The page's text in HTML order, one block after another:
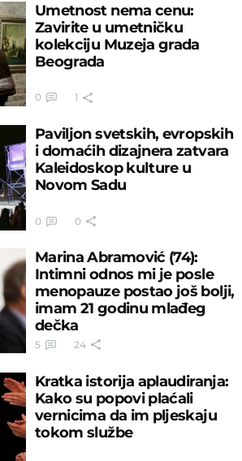
Umetnost nema cenu:
Zavirite u umetničku
kolekciju Muzeja grada
Beograda
0 1
Paviljon svetskih, evropskih
i domaćih dizajnera zatvara
Kaleidoskop kulture u
Novom Sadu
0 0
Marina Abramović (74):
Intimni odnos mi je posle
menopauze postao još bolji,
imam 21 godinu mlađeg
dečka
5 24
Kratka istorija aplaudiranja:
Kako su popovi plaćali
vernicima da im pljeskaju
tokom službe